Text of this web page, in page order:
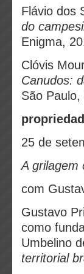
Flávio dos
do
Enigma,
Clóvis
Canudos:
São
25 de
A grilagem
com
Gustavo
como
Umbelino
territorial